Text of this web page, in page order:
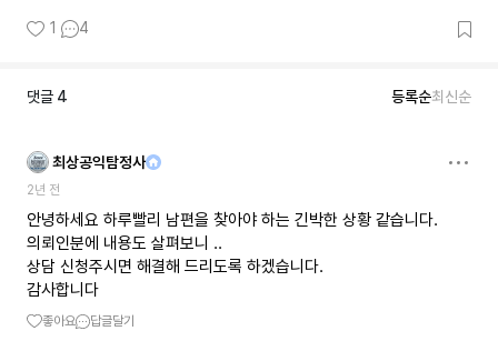
1 4
댓글 4 등록순최신순
최상공익탐정사
2년 전
안녕하세요 하루빨리 남편을 찾아야 하는 긴박한 상황 같습니다.
의뢰인분에 내용도 살펴보니 ..
상담 신청주시면 해결해 드리도록 하겠습니다.
감사합니다
좋아요 답글달기